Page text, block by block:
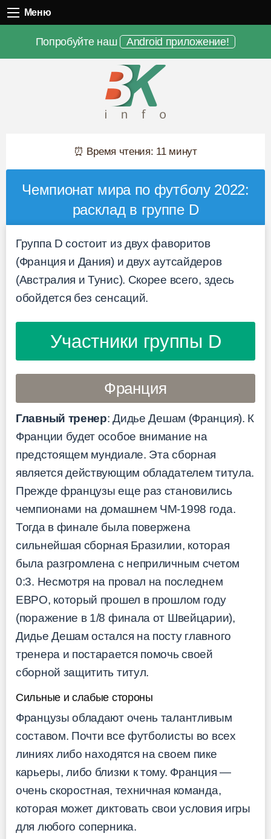
Меню
Попробуйте наш Android приложение!
⏰ Время чтения: 11 минут
Чемпионат мира по футболу 2022:
расклад в группе D
Группа D состоит из двух фаворитов
(Франция и Дания) и двух аутсайдеров
(Австралия и Тунис). Скорее всего, здесь
обойдется без сенсаций.
Участники группы D
Франция
Главный тренер: Дидье Дешам (Франция). К
Франции будет особое внимание на
предстоящем мундиале. Эта сборная
является действующим обладателем титула.
Прежде французы еще раз становились
чемпионами на домашнем ЧМ-1998 года.
Тогда в финале была повержена
сильнейшая сборная Бразилии, которая
была разгромлена с неприличным счетом
0:3. Несмотря на провал на последнем
ЕВРО, который прошел в прошлом году
(поражение в 1/8 финала от Швейцарии),
Дидье Дешам остался на посту главного
тренера и постарается помочь своей
сборной защитить титул.
Сильные и слабые стороны
Французы обладают очень талантливым
составом. Почти все футболисты во всех
линиях либо находятся на своем пике
карьеры, либо близки к тому. Франция —
очень скоростная, техничная команда,
которая может диктовать свои условия игры
для любого соперника.